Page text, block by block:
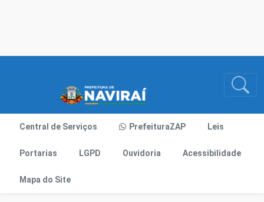
Central de Serviços PrefeituraZAP Leis
Portarias LGPD Ouvidoria Acessibilidade
Mapa do Site